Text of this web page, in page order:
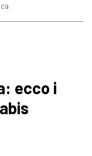
ecco i